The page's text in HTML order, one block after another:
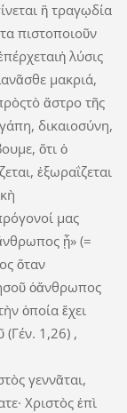
ἢ τραγῳδία
πιστοποιοῦν
λύσις
μακριά,
ἄστρο τῆς
δικαιοσύνη,
ὅτι ὁ
ἐξωραΐζεται
μας
ᾖ» (=
ὅταν
ὁἄνθρωπος
ὁποία ἔχει
(Γέν. 1,26) ,
γεννᾶται,
Χριστὸς ἐπὶ